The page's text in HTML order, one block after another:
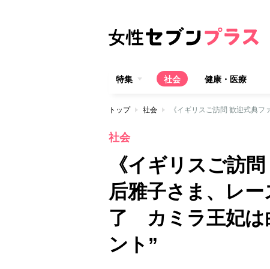
特集 社会 健康・医療
トップ 社会
社会
《イギリスご訪
后雅子さま、レ
了 カミラ王妃は
ント”